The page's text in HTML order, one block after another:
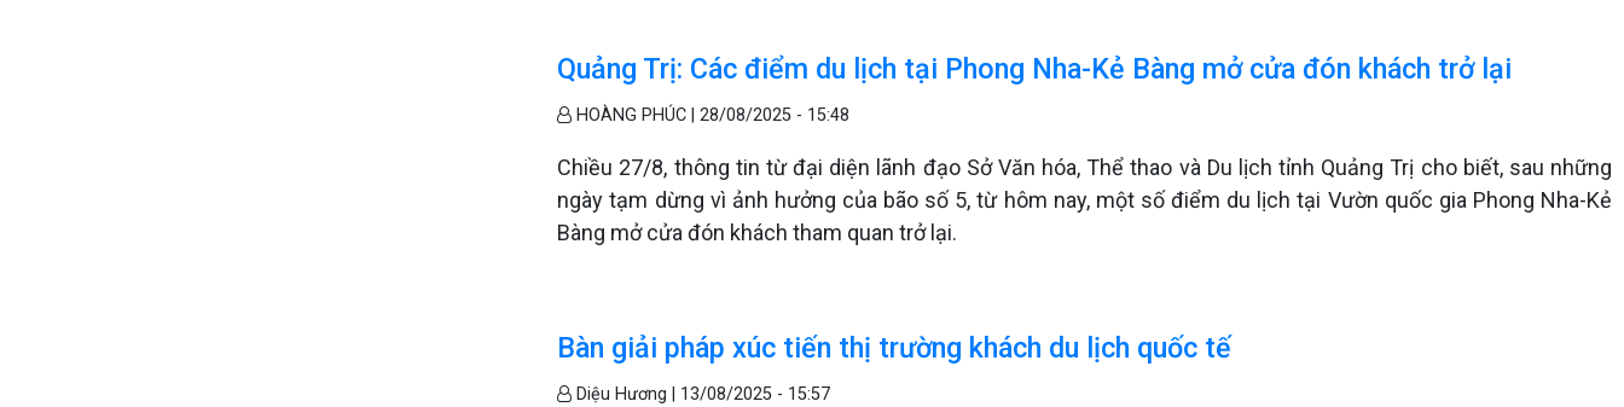
Quảng Trị: Các điểm du lịch tại Phong Nha-Kẻ Bàng mở cửa đón khách trở lại
HOÀNG PHÚC |28/08/2025 - 15:48
Chiều 27/8, thông tin từ đại diện lãnh đạo Sở Văn hóa, Thể thao và Du lịch tỉnh Quảng Trị cho biết, sau những
ngày tạm dừng vì ảnh hưởng của bão số 5, từ hôm nay, một số điểm du lịch tại Vườn quốc gia Phong Nha-Kẻ
Bàng mở cửa đón khách tham quan trở lại.
Bàn giải pháp xúc tiến thị trường khách du lịch quốc tế
Diệu Hương | 13/08/2025 - 15:57